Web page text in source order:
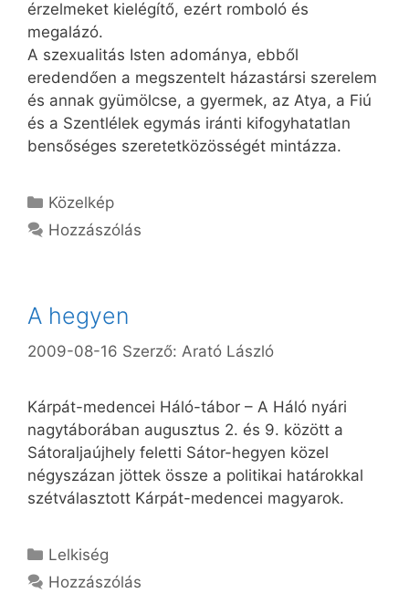
érzelmeket kielégítő, ezért romboló és
megalázó.
A szexualitás Isten adománya, ebből
eredendően a megszentelt házastársi szerelem
és annak gyümölcse, a gyermek, az Atya, a Fiú
és a Szentlélek egymás iránti kifogyhatatlan
bensőséges szeretetközösségét mintázza.
Kategória
Közelkép
Hozzászólás
A hegyen
2009-08-16 Szerző: Arató László
Kárpát-medencei Háló-tábor – A Háló nyári
nagytáborában augusztus 2. és 9. között a
Sátoraljaújhely feletti Sátor-hegyen közel
négyszázan jöttek össze a politikai határokkal
szétválasztott Kárpát-medencei magyarok.
Kategória
Lelkiség
Hozzászólás